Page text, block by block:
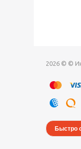
2026 © ©
Быстро